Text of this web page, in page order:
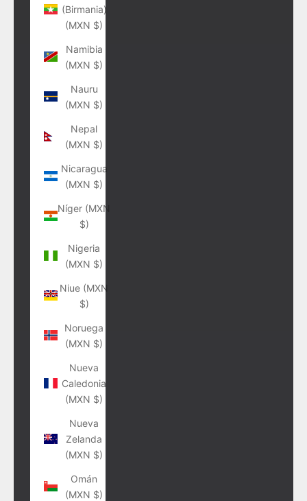
(Birmania)
(MXN $)
Namibia
(MXN $)
Nauru
(MXN $)
Nepal
(MXN $)
Nicaragua
(MXN $)
Níger (MXN
$)
Nigeria
(MXN $)
Niue (MXN
$)
Noruega
(MXN $)
Nueva
Caledonia
(MXN $)
Nueva
Zelanda
(MXN $)
Omán
(MXN $)